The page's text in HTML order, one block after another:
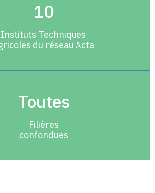
10
Instituts Techniques
du réseau Acta
Toutes
Filières
confondues